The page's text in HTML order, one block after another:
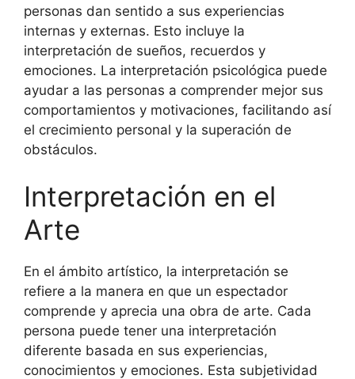
personas dan sentido a sus experiencias
internas y externas. Esto incluye la
interpretación de sueños, recuerdos y
emociones. La interpretación psicológica puede
ayudar a las personas a comprender mejor sus
comportamientos y motivaciones, facilitando así
el crecimiento personal y la superación de
obstáculos.
Interpretación en el
Arte
En el ámbito artístico, la interpretación se
refiere a la manera en que un espectador
comprende y aprecia una obra de arte. Cada
persona puede tener una interpretación
diferente basada en sus experiencias,
conocimientos y emociones. Esta subjetividad